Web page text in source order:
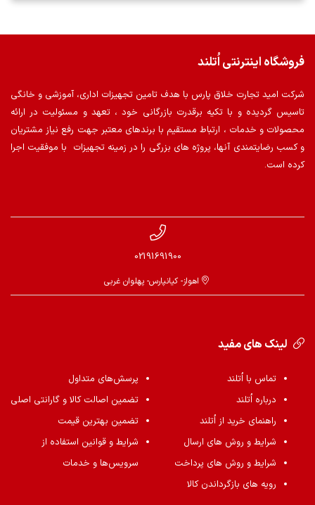
فروشگاه اینترنتی اُتلند
شرکت امید تجارت خلاق پارس با هدف تامین تجهیزات اداری، آموزشی و خانگی
تاسیس گردیده و با تکیه برقدرت بازرگانی خود ، تعهد و مسئولیت در ارائه
محصولات و خدمات ، ارتباط مستقیم با برندهای معتبر جهت رفع نیاز مشتریان
و کسب رضایتمندی آنها، پروژه های بزرگی را در زمینه تجهیزات با موفقیت اجرا
کرده است.
02191691900
اهواز- کیانپارس- پهلوان غربی
لینک های مفید
تماس با اُتلند
درباره اُتلند
راهنمای خرید از اُتلند
شرایط و روش های ارسال
شرایط و روش های پرداخت
رویه های بازگرداندن کالا
پرسش‌های متداول
تضمین اصالت کالا و گارانتی اصلی
تضمین بهترین قیمت
شرایط و قوانین استفاده از
سرویس‌ها و خدمات